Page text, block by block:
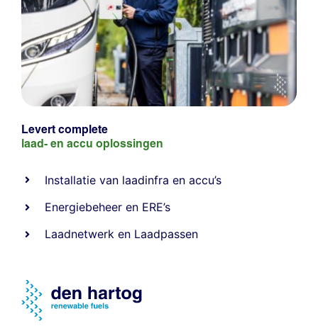
Levert complete
laad- en accu oplossingen
Installatie van laadinfra en accu’s
Energiebeheer en ERE’s
Laadnetwerk en Laadpassen